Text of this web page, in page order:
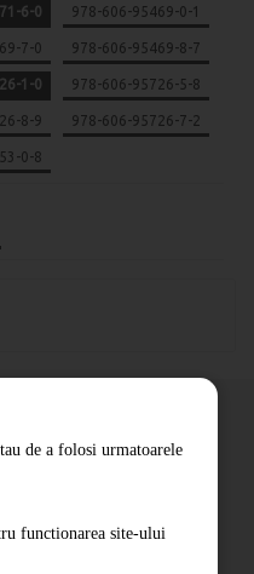
6-0 978-606-95469-0-1
7-0 978-606-95469-8-7
1-0 978-606-95726-5-8
8-9 978-606-95726-7-2
0-8
de a folosi urmatoarele
functionarea site-ului